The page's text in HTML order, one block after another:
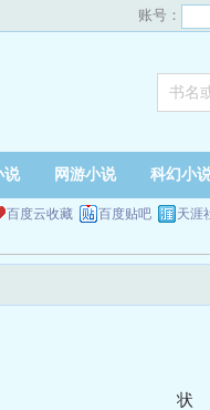
账号：
说 网游小说 科幻小
百度云收藏 百度贴吧 天涯
状